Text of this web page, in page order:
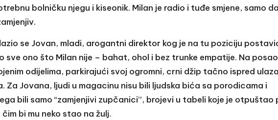
bolničku njegu i kiseonik. Milan je radio i tuđe smjene, samo
se Jovan, mladi, arogantni direktor kog je na tu poziciju
ono što Milan nije – bahat, ohol i bez trunke empatije. Na
odijelima, parkirajući svoj ogromni, crni džip tačno ispred
Za Jovana, ljudi u magacinu nisu bili ljudska bića sa porodicama i
bili samo “zamjenjivi zupčanici”, brojevi u tabeli koje je otpuštao
bi mu neko stao na žulj.